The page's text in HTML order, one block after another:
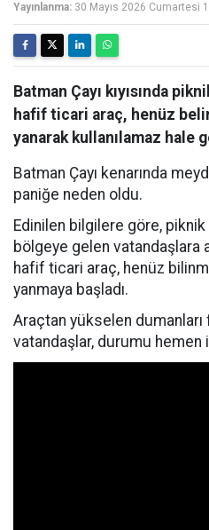
Yayınlanma: 30 Mayıs 2026 Cumartesi
Batman Çayı kıyısında
hafif ticari araç, henüz
yanarak kullanılamaz hale
Batman Çayı kenarında
paniğe neden oldu.
Edinilen bilgilere göre, piknik
bölgeye gelen vatandaşlara
hafif ticari araç, henüz
yanmaya başladı.
Araçtan yükselen
vatandaşlar, durumu